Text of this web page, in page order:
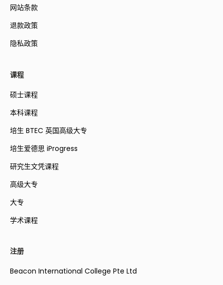
网站条款
退款政策
隐私政策
课程
硕士课程
本科课程
培生 BTEC 英国高级大专
培生爱德思 iProgress
研究生文凭课程
高级大专
大专
学术课程
注册
Beacon International College Pte Ltd